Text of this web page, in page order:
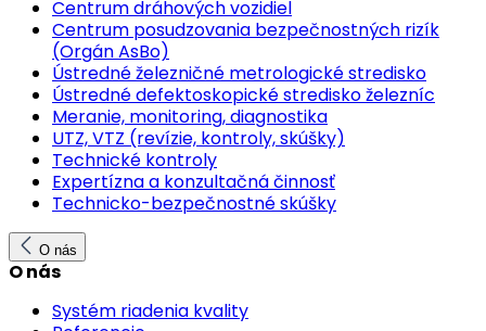
Centrum dráhových vozidiel
Centrum posudzovania bezpečnostných rizík
(Orgán AsBo)
Ústredné železničné metrologické stredisko
Ústredné defektoskopické stredisko železníc
Meranie, monitoring, diagnostika
UTZ, VTZ (revízie, kontroly, skúšky)
Technické kontroly
Expertízna a konzultačná činnosť
Technicko-bezpečnostné skúšky
O nás
O nás
Systém riadenia kvality